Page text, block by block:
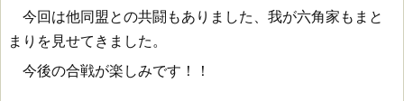
今回は他同盟との共闘もありました、我が六角家もまと
まりを見せてきました。
今後の合戦が楽しみです！！